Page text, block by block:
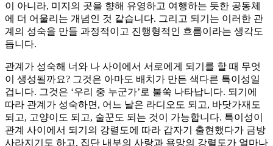
이 아니라, 미지의 곳을 향해 유영하고 여행하는 듯한 공동체
에 더 어울리는 개념인 것 같습니다. 그리고 되기는 이러한 관
계의 성숙을 만들 과정적이고 진행형적인 흐름이라는 생각도
듭니다.
관계가 성숙해 너와 나 사이에서 서로에게 되기를 할 때 무엇
이 생성될까요? 그것은 아마도 배치가 만든 색다른 특이성일
겁니다. 그것은 ‘우리 중 누군가’로 불쑥 나타납니다. 되기에
따라 관계가 성숙하면, 어느 날은 라디오도 되고, 바닷가재도
되고, 고양이도 되고, 술꾼도 되는 것이 가능합니다. 특이성이
관계 사이에서 되기의 강렬도에 따라 갑자기 출현했다가 금방
사라지기도 하고, 집단 내부의 사랑과 욕망의 강렬도가 얼마나